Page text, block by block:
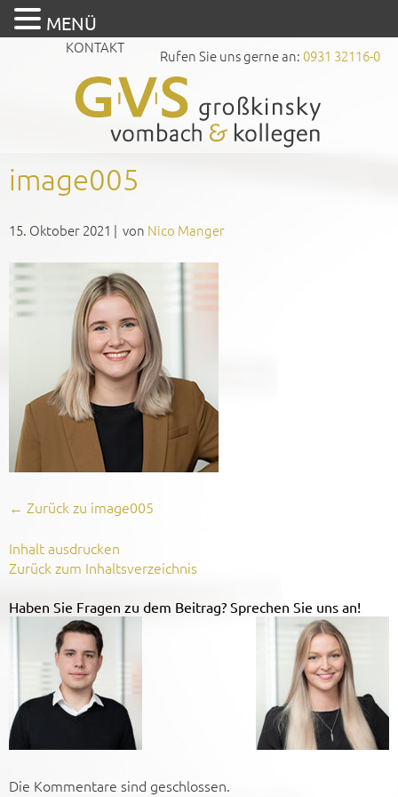
Rufen Sie uns gerne an: 0931 32116-0
KONTAKT
image005
15. Oktober 2021 | von Nico Manger
← Zurück zu image005
Inhalt ausdrucken
Zurück zum Inhaltsverzeichnis
Haben Sie Fragen zu dem Beitrag? Sprechen Sie uns an!
Die Kommentare sind geschlossen.
MENÜ